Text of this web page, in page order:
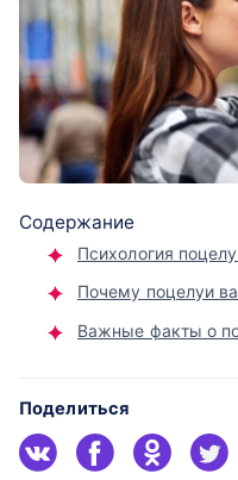
Содержание
Психология
Почему поцелуи
Важные факты о
Поделиться